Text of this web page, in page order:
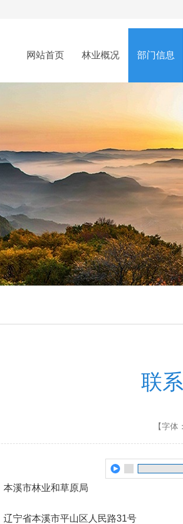
网站首页 林业概况 部门信息
联
【字体：
溪市林业和草原局
宁省本溪市平山区人民路31号